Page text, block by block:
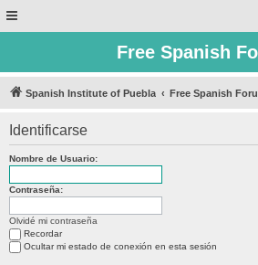
Free Spanish
Spanish Institute of Puebla Free Spanish
Identificarse
Nombre de Usuario:
Contraseña:
Olvidé mi contraseña
Recordar
Ocultar mi estado de conexión en esta sesión